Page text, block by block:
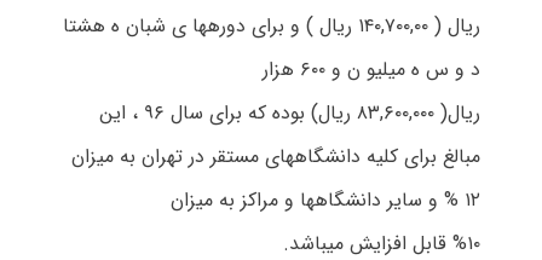
ریال ( ۱۴۰,۷۰۰,۰۰ ریال ) و برای دورهها ی شبان ه هشتا
د و س ه میلیو ن و ۶۰۰ هزار
ریال( ۸۳,۶۰۰,۰۰۰ ریال) بوده که برای سال ۹۶ ، این
مبالغ برای کلیه دانشگاههای مستقر در تهران به میزان
۱۲ % و سایر دانشگاهها و مراکز به میزان
%۱۰ قابل افزایش میباشد.